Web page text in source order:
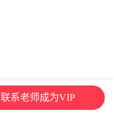
联系老师成为VIP